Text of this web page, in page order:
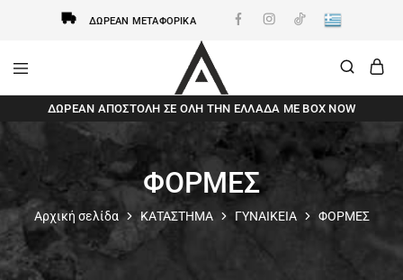
ΔΩΡΕΆΝ ΜΕΤΑΦΟΡΙΚΆ
AxidWear
Παιδικά
,
Γυναικεία
,
Ανδρικά
Axidwear
ΔΩΡΕΆΝ ΑΠΟΣΤΟΛΗ ΣΕ ΌΛΗ ΤΗΝ ΕΛΛΆΔΑ ΜΕ BOX NOW
Αρχική σελίδα ΚΑΤΑΣΤΗΜΑ ΓΥΝΑΙΚΕΙΑ ΦΟΡΜΕΣ
ΦΟΡΜΕΣ